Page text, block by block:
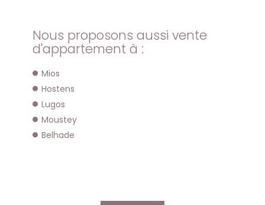
Nous proposons aussi vente
d'appartement à :
Mios
Hostens
Lugos
Moustey
Belhade